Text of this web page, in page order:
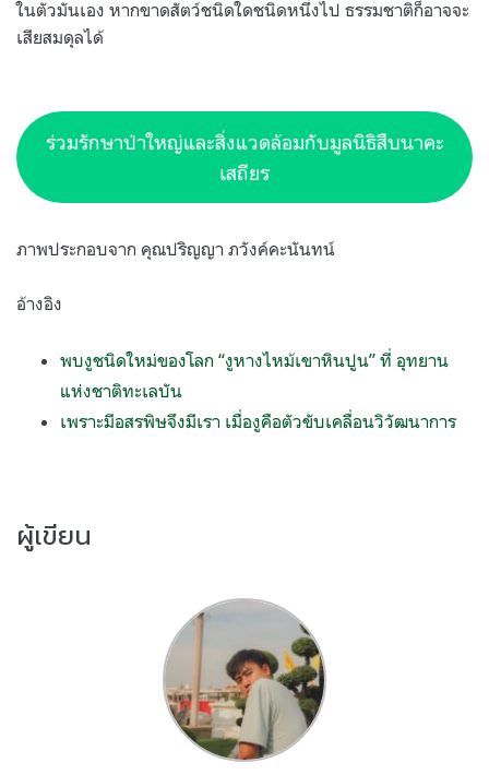
ในตัวมันเอง หากขาดสัตว์ชนิดใดชนิดหนึ่งไป ธรรมชาติก็อาจจะ
เสียสมดุลได้
ร่วมรักษาป่าใหญ่และสิ่งแวดล้อมกับมูลนิธิสืบนาคะ
เสถียร
ภาพประกอบจาก คุณปริญญา ภวังค์คะนันทน์
อ้างอิง
พบงูชนิดใหม่ของโลก “งูหางไหม้เขาหินปูน” ที่ อุทยาน
แห่งชาติทะเลบัน
เพราะมีอสรพิษจึงมีเรา เมื่องูคือตัวขับเคลื่อนวิวัฒนาการ
ผู้เขียน